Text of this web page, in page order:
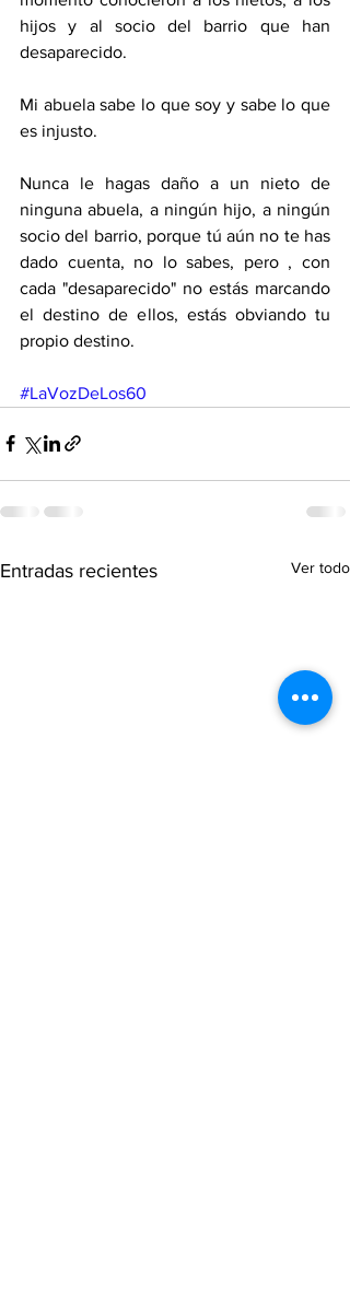
hijos y al socio del barrio que han
desaparecido.
Mi abuela sabe lo que soy y sabe lo que
es injusto.
Nunca le hagas daño a un nieto de
ninguna abuela, a ningún hijo, a ningún
socio del barrio, porque tú aún no te has
dado cuenta, no lo sabes, pero , con
cada "desaparecido" no estás marcando
el destino de ellos, estás obviando tu
propio destino.
#LaVozDeLos60
Entradas recientes Ver todo